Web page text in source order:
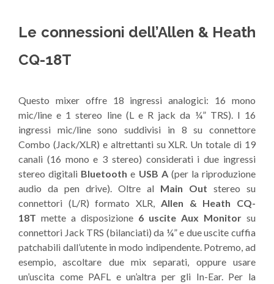
Le connessioni dell’Allen & Heath
CQ-18T
Questo mixer offre 18 ingressi analogici: 16 mono
mic/line e 1 stereo line (L e R jack da ¼” TRS). I 16
ingressi mic/line sono suddivisi in 8 su connettore
Combo (Jack/XLR) e altrettanti su XLR. Un totale di 19
canali (16 mono e 3 stereo) considerati i due ingressi
stereo digitali Bluetooth e USB A(per la riproduzione
audio da pen drive). Oltre al Main Out stereo su
connettori (L/R) formato XLR, Allen & Heath CQ-
18T mette a disposizione 6 uscite Aux Monitor su
connettori Jack TRS (bilanciati) da ¼” e due uscite cuffia
patchabili dall’utente in modo indipendente. Potremo, ad
esempio, ascoltare due mix separati, oppure usare
un’uscita come PAFL e un’altra per gli In-Ear. Per la